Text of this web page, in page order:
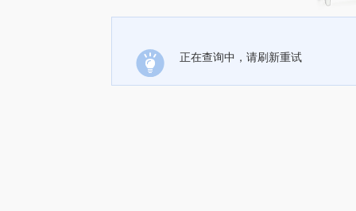
正在查询中，请刷新重试